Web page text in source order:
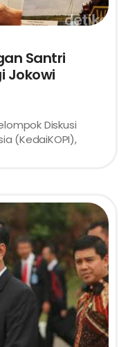
Santri
Jokowi
Diskusi
(KedaiKOPI),